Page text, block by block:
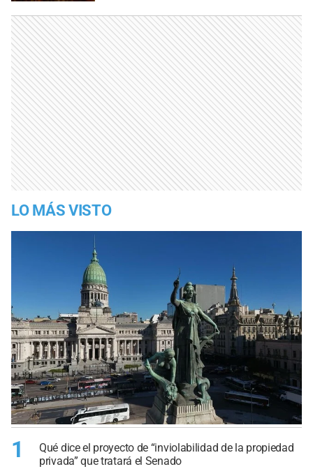
LO MÁS VISTO
1
Qué dice el proyecto de “inviolabilidad de la propiedad
privada” que tratará el Senado